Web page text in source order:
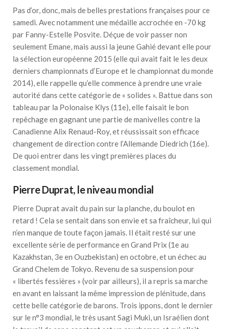
Pas d’or, donc, mais de belles prestations françaises pour ce
samedi. Avec notamment une médaille accrochée en -70 kg
par Fanny-Estelle Posvite. Déçue de voir passer non
seulement Emane, mais aussi la jeune Gahié devant elle pour
la sélection européenne 2015 (elle qui avait fait le les deux
derniers championnats d’Europe et le championnat du monde
2014), elle rappelle qu’elle commence à prendre une vraie
autorité dans cette catégorie de « solides ». Battue dans son
tableau par la Polonaise Klys (11e), elle faisait le bon
repêchage en gagnant une partie de manivelles contre la
Canadienne Alix Renaud-Roy, et réussissait son efficace
changement de direction contre l’Allemande Diedrich (16e).
De quoi entrer dans les vingt premières places du
classement mondial.
Pierre Duprat, le niveau mondial
Pierre Duprat avait du pain sur la planche, du boulot en
retard ! Cela se sentait dans son envie et sa fraîcheur, lui qui
n’en manque de toute façon jamais. Il était resté sur une
excellente série de performance en Grand Prix (1e au
Kazakhstan, 3e en Ouzbekistan) en octobre, et un échec au
Grand Chelem de Tokyo. Revenu de sa suspension pour
« libertés fessières » (voir par ailleurs), il a repris sa marche
en avant en laissant la même impression de plénitude, dans
cette belle catégorie de barons. Trois ippons, dont le dernier
sur le n°3 mondial, le très usant Sagi Muki, un Israélien dont